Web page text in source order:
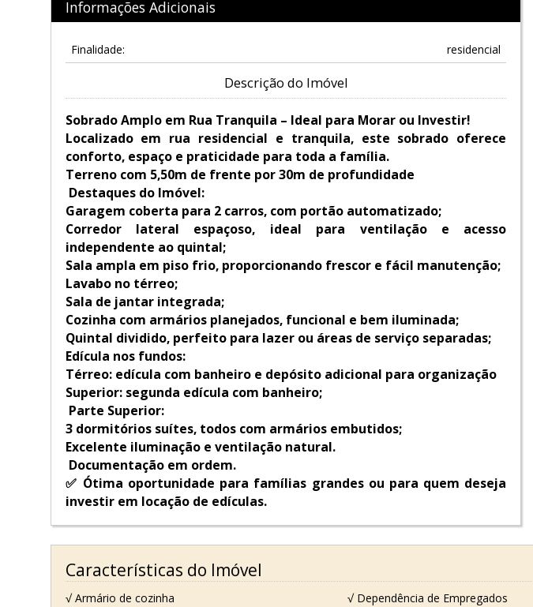
Informações Adicionais
Finalidade: residencial
Descrição do Imóvel
Sobrado Amplo em Rua Tranquila – Ideal para Morar ou Investir!
Localizado em rua residencial e tranquila, este sobrado oferece
conforto, espaço e praticidade para toda a família.
Terreno com 5,50m de frente por 30m de profundidade
Destaques do Imóvel:
Garagem coberta para 2 carros, com portão automatizado;
Corredor lateral espaçoso, ideal para ventilação e acesso
independente ao quintal;
Sala ampla em piso frio, proporcionando frescor e fácil manutenção;
Lavabo no térreo;
Sala de jantar integrada;
Cozinha com armários planejados, funcional e bem iluminada;
Quintal dividido, perfeito para lazer ou áreas de serviço separadas;
Edícula nos fundos:
Térreo: edícula com banheiro e depósito adicional para organização
Superior: segunda edícula com banheiro;
Parte Superior:
3 dormitórios suítes, todos com armários embutidos;
Excelente iluminação e ventilação natural.
Documentação em ordem.
✅ Ótima oportunidade para famílias grandes ou para quem deseja
investir em locação de edículas.
Características do Imóvel
√ Armário de cozinha √ Dependência de Empregados